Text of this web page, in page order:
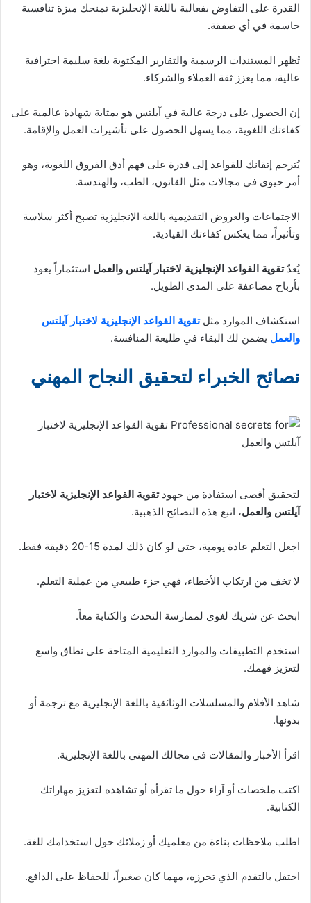
القدرة على التفاوض بفعالية باللغة الإنجليزية تمنحك ميزة تنافسية
حاسمة في أي صفقة.
تُظهر المستندات الرسمية والتقارير المكتوبة بلغة سليمة احترافية
عالية، مما يعزز ثقة العملاء والشركاء.
إن الحصول على درجة عالية في آيلتس هو بمثابة شهادة عالمية على
كفاءتك اللغوية، مما يسهل الحصول على تأشيرات العمل والإقامة.
يُترجم إتقانك للقواعد إلى قدرة على فهم أدق الفروق اللغوية، وهو
أمر حيوي في مجالات مثل القانون، الطب، والهندسة.
الاجتماعات والعروض التقديمية باللغة الإنجليزية تصبح أكثر سلاسة
وتأثيراً، مما يعكس كفاءتك القيادية.
يُعدّتقوية القواعد الإنجليزية لاختبار آيلتس والعمل استثماراً يعود
بأرباح مضاعفة على المدى الطويل.
استكشاف الموارد مثلتقوية القواعد الإنجليزية لاختبار آيلتس
والعمل يضمن لك البقاء في طليعة المنافسة.
نصائح الخبراء لتحقيق النجاح المهني
لتحقيق أقصى استفادة من جهودتقوية القواعد الإنجليزية لاختبار
آيلتس والعمل، اتبع هذه النصائح الذهبية.
اجعل التعلم عادة يومية، حتى لو كان ذلك لمدة 15-20 دقيقة فقط.
لا تخف من ارتكاب الأخطاء، فهي جزء طبيعي من عملية التعلم.
ابحث عن شريك لغوي لممارسة التحدث والكتابة معاً.
استخدم التطبيقات والموارد التعليمية المتاحة على نطاق واسع
لتعزيز فهمك.
شاهد الأفلام والمسلسلات الوثائقية باللغة الإنجليزية مع ترجمة أو
بدونها.
اقرأ الأخبار والمقالات في مجالك المهني باللغة الإنجليزية.
اكتب ملخصات أو آراء حول ما تقرأه أو تشاهده لتعزيز مهاراتك
الكتابية.
اطلب ملاحظات بناءة من معلميك أو زملائك حول استخدامك للغة.
احتفل بالتقدم الذي تحرزه، مهما كان صغيراً، للحفاظ على الدافع.